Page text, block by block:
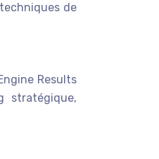
de
Results
stratégique,